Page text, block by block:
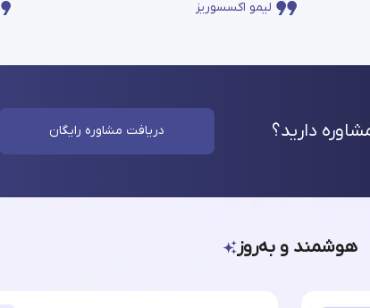
لیمو اکسسوریز
دارید؟ دریافت مشاوره رایگان
هوشمند و به‌روز